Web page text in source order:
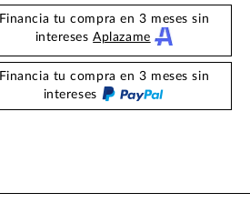
Financia tu compra en 3 meses sin
interesesAplazame
Financia tu compra en 3 meses sin
intereses